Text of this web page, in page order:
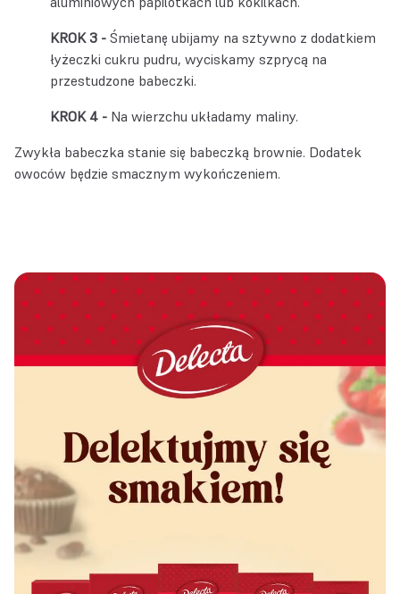
Śmietanę ubijamy na sztywno z dodatkiem
łyżeczki cukru pudru, wyciskamy szprycą na
przestudzone babeczki.
Na wierzchu układamy maliny.
Zwykła babeczka stanie się babeczką brownie. Dodatek
owoców będzie smacznym wykończeniem.